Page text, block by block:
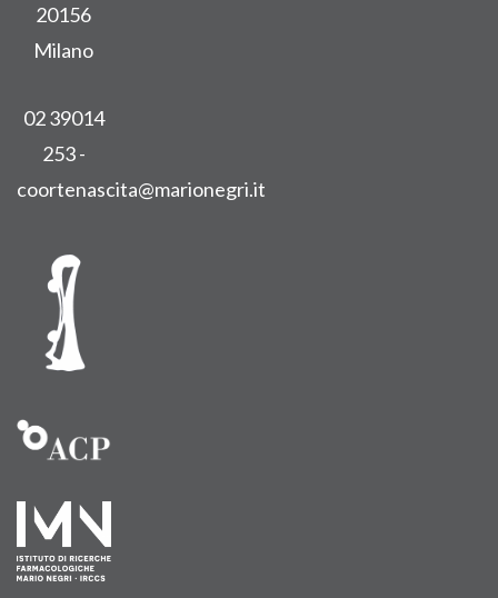
20156
Milano
02 39014
253 -
coortenascita@marionegri.it